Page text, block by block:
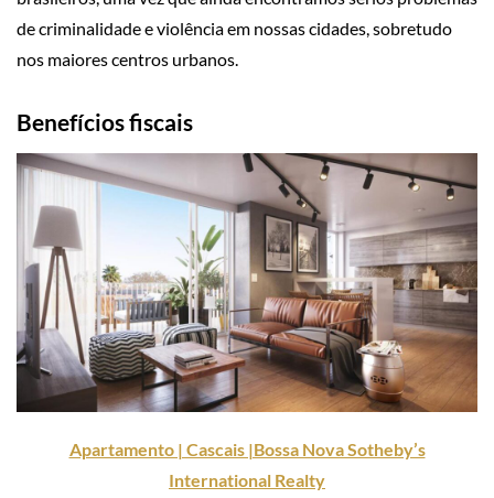
de criminalidade e violência em nossas cidades, sobretudo
nos maiores centros urbanos.
Benefícios fiscais
Apartamento | Cascais |Bossa Nova Sotheby’s
International Realty